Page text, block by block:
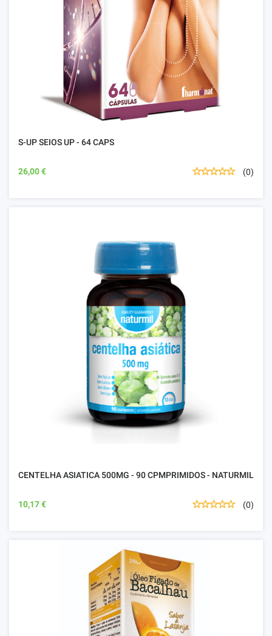
S-UP SEIOS UP - 64 CAPS
26,00 € (0)
CENTELHA ASIATICA 500MG - 90 CPMPRIMIDOS - NATURMIL
10,17 € (0)